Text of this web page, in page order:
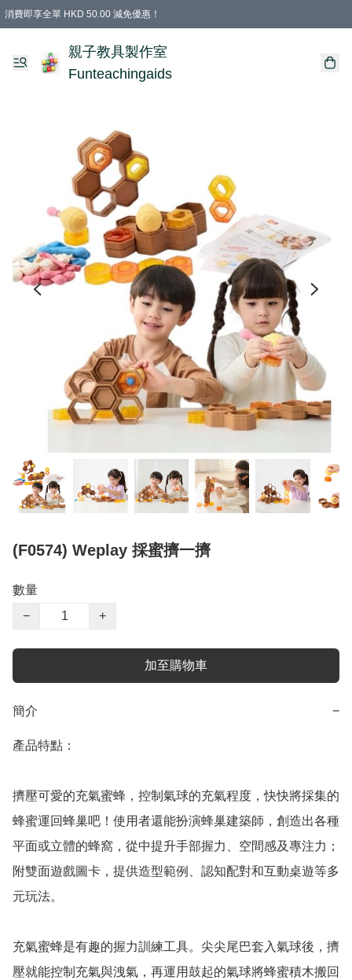
消費即享全單 HKD 50.00 減免優惠！
購物滿 HKD 699.00即享免運費優惠！（適用於 特定的送貨方式 )
凡購物滿HKD 699.00，即享免費禮品
親子教具製作室
Funteachingaids
(F0574) Weplay 採蜜擠一擠
數量
−
+
加至購物車
簡介 −
產品特點：
擠壓可愛的充氣蜜蜂，控制氣球的充氣程度，快快將採集的
蜂蜜運回蜂巢吧！使用者還能扮演蜂巢建築師，創造出各種
平面或立體的蜂窩，從中提升手部握力、空間感及專注力；
附雙面遊戲圖卡，提供造型範例、認知配對和互動桌遊等多
元玩法。
充氣蜜蜂是有趣的握力訓練工具。尖尖尾巴套入氣球後，擠
壓就能控制充氣與洩氣，再運用鼓起的氣球將蜂蜜積木搬回